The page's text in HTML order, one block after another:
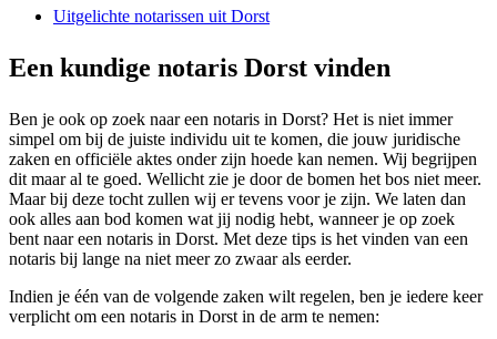
Uitgelichte notarissen uit Dorst
Een kundige notaris Dorst vinden
Ben je ook op zoek naar een notaris in Dorst? Het is niet immer
simpel om bij de juiste individu uit te komen, die jouw juridische
zaken en officiële aktes onder zijn hoede kan nemen. Wij begrijpen
dit maar al te goed. Wellicht zie je door de bomen het bos niet meer.
Maar bij deze tocht zullen wij er tevens voor je zijn. We laten dan
ook alles aan bod komen wat jij nodig hebt, wanneer je op zoek
bent naar een notaris in Dorst. Met deze tips is het vinden van een
notaris bij lange na niet meer zo zwaar als eerder.
Indien je één van de volgende zaken wilt regelen, ben je iedere keer
verplicht om een notaris in Dorst in de arm te nemen: